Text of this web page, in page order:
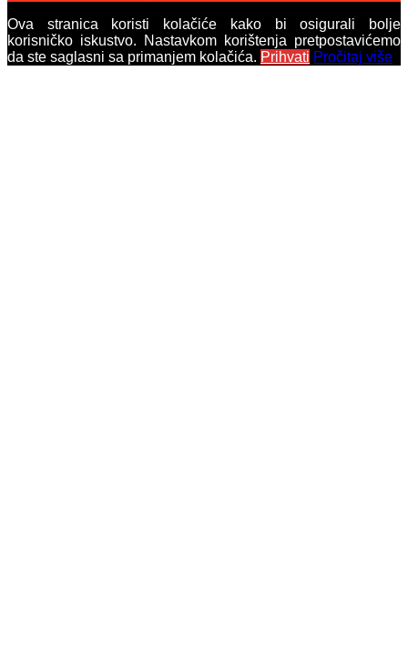
Ova stranica koristi kolačiće kako bi osigurali bolje
korisničko iskustvo. Nastavkom korištenja pretpostavićemo
da ste saglasni sa primanjem kolačića. Prihvati Pročitaj više